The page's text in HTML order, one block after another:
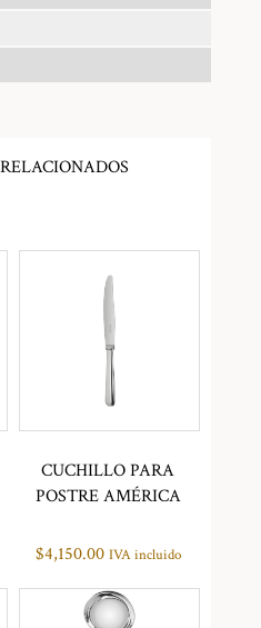
CUCHILLO PARA
POSTRE AMÉRICA
$4,150.00 IVA incluido